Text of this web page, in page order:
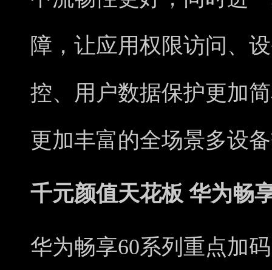
障，让应用权限访问、
控、用户数据保护更加
更加丰富的全场景多设
千元颜值天花板 华为畅
华为畅享60系列重点加